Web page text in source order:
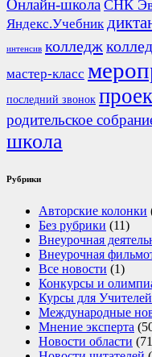
Онлайн-школа СНК
Яндекс.Учебник
интенсив колледж
мастер-класс
последний звонок
родительское
школа
Рубрики
Авторские колонки
Без рубрики (11)
Внеурочная
Внеурочная
Все новости (1)
Конкурсы и
Курсы для Учителей
Международные
Мнение эксперта
Новости области